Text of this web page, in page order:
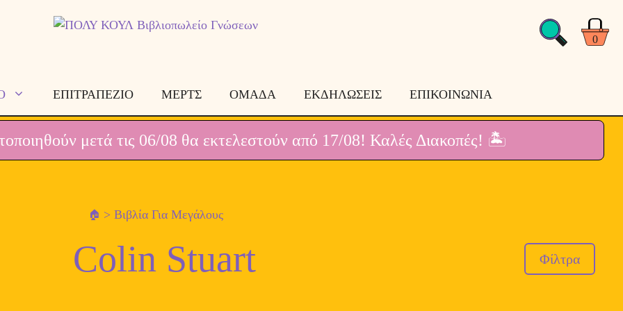
0
ΕΠΙΤΡΑΠΕΖΙΟ ΜΕΡΤΣ ΟΜΑΔΑ ΕΚΔΗΛΩΣΕΙΣ ΕΠΙΚΟΙΝΩΝΙΑ
μετά τις 06/08 θα εκτελεστούν από 17/08! Καλές Διακοπές! 🏝
> Βιβλία Για Μεγάλους
Colin Stuart Φίλτρα